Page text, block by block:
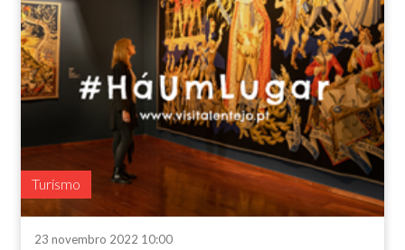
Turismo
23 novembro 2022 10:00